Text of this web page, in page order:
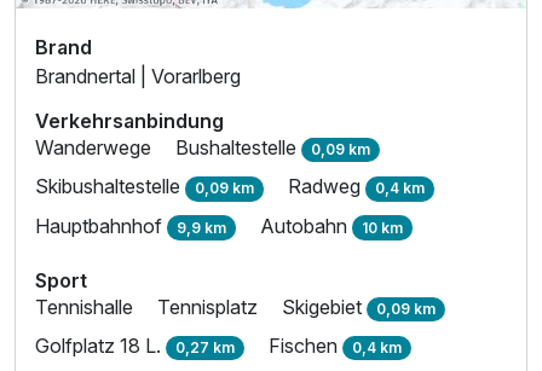
Brand
Brandnertal | Vorarlberg
Verkehrsanbindung
Wanderwege
Bushaltestelle 0,09 km
Skibushaltestelle 0,09 km Radweg 0,4 km
Hauptbahnhof 9,9 km Autobahn 10 km
Sport
Tennishalle
Tennisplatz Skigebiet 0,09 km
Golfplatz 18 L. 0,27 km Fischen 0,4 km